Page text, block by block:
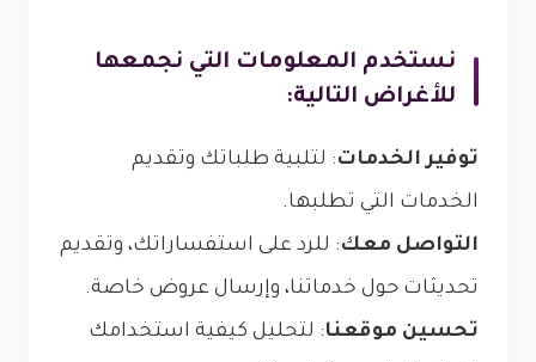
نستخدم المعلومات التي نجمعها
للأغراض التالية:
توفير الخدمات: لتلبية طلباتك وتقديم
الخدمات التي تطلبها.
التواصل معك: للرد على استفساراتك، وتقديم
تحديثات حول خدماتنا، وإرسال عروض خاصة.
تحسين موقعنا: لتحليل كيفية استخدامك